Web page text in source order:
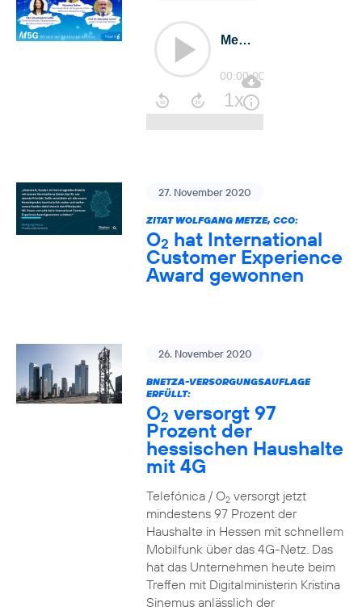
27. November 2020
ZITAT WOLFGANG METZE, CCO:
O2 hat International
Customer Experience
Award gewonnen
26. November 2020
BNETZA-VERSORGUNGSAUFLAGE
ERFÜLLT:
O2 versorgt 97
Prozent der
hessischen Haushalte
mit 4G
Telefónica / O2versorgt jetzt
mindestens 97 Prozent der
Haushalte in Hessen mit schnellem
Mobilfunk über das 4G-Netz. Das
hat das Unternehmen heute beim
Treffen mit Digitalministerin Kristina
Sinemus anlässlich der